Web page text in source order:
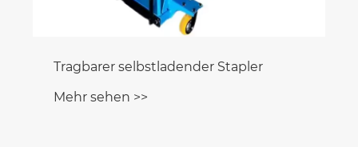
Tragbarer selbstladender Stapler
Mehr sehen >>